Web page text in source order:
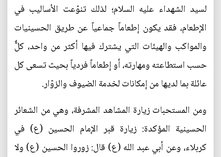
لسيد الشهداء عليه السلام؛ لذلك تنوّعت الأساليب في
الإطعام، فقد يكون إطعاماً جماعياً عن طريق الحسينيات
والمواكب والهيئات التي يشترك فيها أكثر من واحد، كلٌّ
حسب استطاعته ومهارته، أو إطعاماً فردياً بحيث تسعى كل
عائلة بما لديها من إمكانات لخدمة الضيوف والزوّار.
ومن المستحبات زيارة المشاهد المشرفة، وهي من الشعائر
الحسينية المؤكدة: زيارة قبر الإمام الحسين (ع) في
كربلاء، وعن أبي عبد الله (ع) قال: زوروا الحسين (ع) ولا